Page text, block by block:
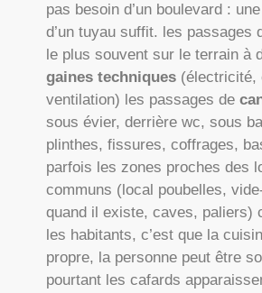
pas besoin d’un boulevard :
d’un tuyau suffit. les passages
le plus souvent sur le terrain à
gaines techniques (électricité,
ventilation) les passages de
sous évier, derrière wc, sous
plinthes, fissures, coffrages,
parfois les zones proches des
communs (local poubelles,
quand il existe, caves, paliers)
les habitants, c’est que la
propre, la personne peut être
pourtant les cafards